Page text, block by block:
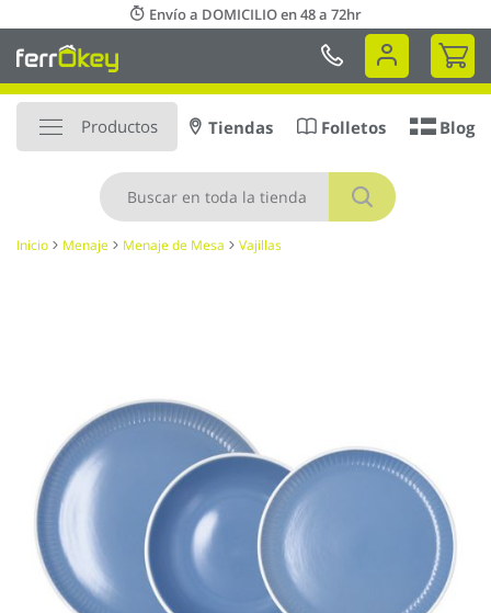
al
contenido
Envío a DOMICILIO en 48 a 72hr
Mi
Productos
Buscar
Tiendas Folletos Blog
Inicio Menaje Menaje de Mesa Vajillas
imágenes